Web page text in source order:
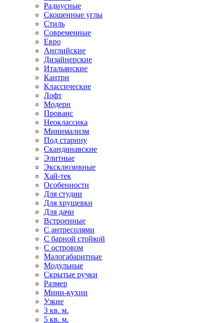
Радиусные
Скошенные углы
Стиль
Современные
Евро
Английские
Дизайнерские
Итальянские
Кантри
Классические
Лофт
Модерн
Прованс
Неоклассика
Минимализм
Под старину
Скандинавские
Элитные
Эксклюзивные
Хай-тек
Особенности
Для студии
Для хрущевки
Для дачи
Встроенные
С антресолями
С барной стойкой
С островом
Малогабаритные
Модульные
Скрытые ручки
Размер
Мини-кухни
Узкие
3 кв. м.
5 кв. м.